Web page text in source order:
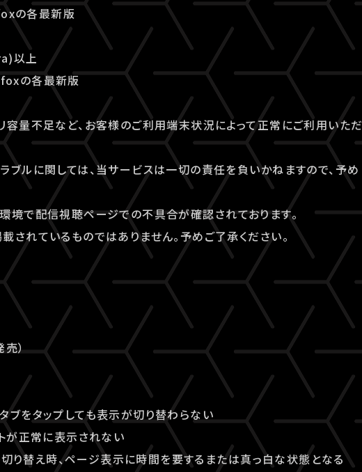
の各最新版
以上
の各最新版
容量不足など、お客様のご利用端末状況によって正常にご利用いただ
ブルに関しては、当サービスは一切の責任を負いかねますので、予め
境で配信視聴ページでの不具合が確認されております。
れているものではありません。予めご了承ください。
）
ブをタップしても表示が切り替わらない
が正常に表示されない
切り替え時、ページ表示に時間を要するまたは真っ白な状態となる